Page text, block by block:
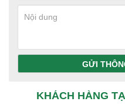
GỬI
KHÁCH HÀNG